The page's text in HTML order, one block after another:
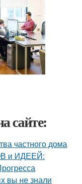
сайте:
частного дома
и ИДЕЕЙ:
вы не знали